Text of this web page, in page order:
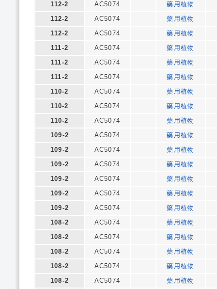
112-2
AC5074
藥用植物
112-2
AC5074
藥用植物
112-2
AC5074
藥用植物
111-2
AC5074
藥用植物
111-2
AC5074
藥用植物
111-2
AC5074
藥用植物
110-2
AC5074
藥用植物
110-2
AC5074
藥用植物
110-2
AC5074
藥用植物
109-2
AC5074
藥用植物
109-2
AC5074
藥用植物
109-2
AC5074
藥用植物
109-2
AC5074
藥用植物
109-2
AC5074
藥用植物
109-2
AC5074
藥用植物
108-2
AC5074
藥用植物
108-2
AC5074
藥用植物
108-2
AC5074
藥用植物
108-2
AC5074
藥用植物
108-2
AC5074
藥用植物